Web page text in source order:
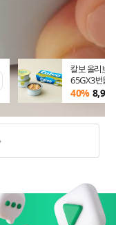
구니 담기
닥터뉴트리
랄 B+ X60정
19%